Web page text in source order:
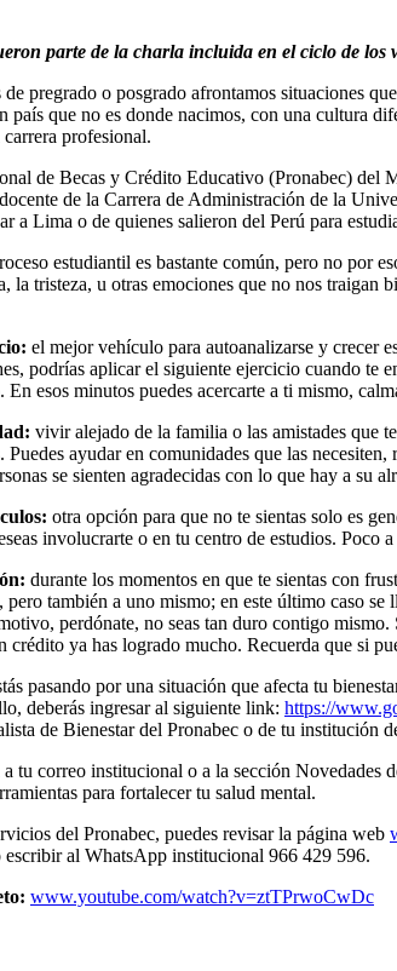
parte de la charla incluida en el ciclo de
pregrado o posgrado afrontamos situaciones
país que no es donde nacimos, con una cultura
profesional.
de Becas y Crédito Educativo (Pronabec) del
de la Carrera de Administración de la
a Lima o de quienes salieron del Perú para
estudiantil es bastante común, pero no por
la tristeza, u otras emociones que no nos
el mejor vehículo para autoanalizarse y crecer
podrías aplicar el siguiente ejercicio cuando te
En esos minutos puedes acercarte a ti mismo,
vivir alejado de la familia o las amistades que
Puedes ayudar en comunidades que las
se sienten agradecidas con lo que hay a su
otra opción para que no te sientas solo es
involucrarte o en tu centro de estudios.
durante los momentos en que te sientas con
pero también a uno mismo; en este último caso
perdónate, no seas tan duro contigo
crédito ya has logrado mucho. Recuerda que si
pasando por una situación que afecta tu
deberás ingresar al siguiente link: https://
de Bienestar del Pronabec o de tu institución
tu correo institucional o a la sección Novedades
para fortalecer tu salud mental.
del Pronabec, puedes revisar la página web
al WhatsApp institucional 966 429 596.
www.youtube.com/watch?v=ztTPrwoCwDc